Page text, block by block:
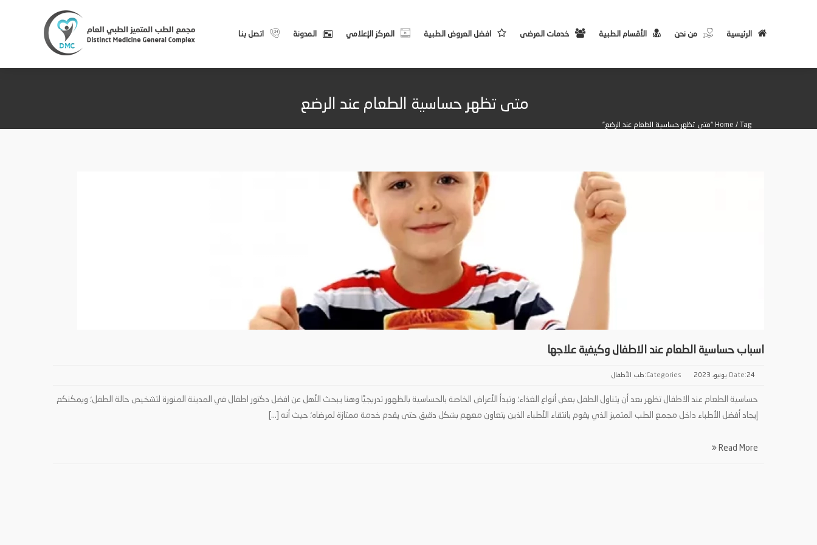
الرئيسية من نحن الأقسام الطبية خدمات المرضى افضل العروض الطبية المركز الإعلامي المدونة اتصل بنا
متى تظهر حساسية الطعام عند الرضع
Home / Tag “متى تظهر حساسية الطعام عند الرضع”
اسباب حساسية الطعام عند الاطفال وكيفية علاجها
Date:24 يونيو، 2023 Categories: طب الأطفال
حساسية الطعام عند الاطفال تظهر بعد أن يتناول الطفل بعض أنواع الغذاء؛ وتبدأ الأعراض الخاصة بالحساسية بالظهور تدريجيًا وهنا يبحث الأهل عن افضل دكتور اطفال في المدينة المنورة لتشخيص حالة الطفل؛ ويمكنكم
إيجاد أفضل الأطباء داخل مجمع الطب المتميز الذي يقوم بانتقاء الأطباء الذين يتعاون معهم بشكل دقيق حتى يقدم خدمة ممتازة لمرضاه؛ حيث أنه […]
Read More